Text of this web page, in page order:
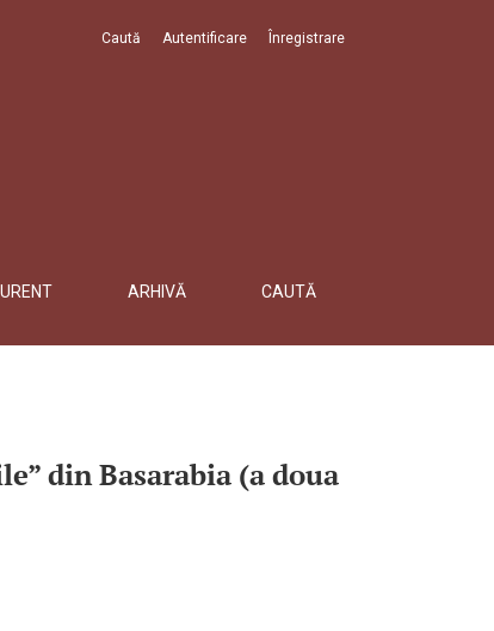
lea)</b>
ARHIVĂ CAUTĂ
Caută Autentificare Înregistrare
din Basarabia (a doua